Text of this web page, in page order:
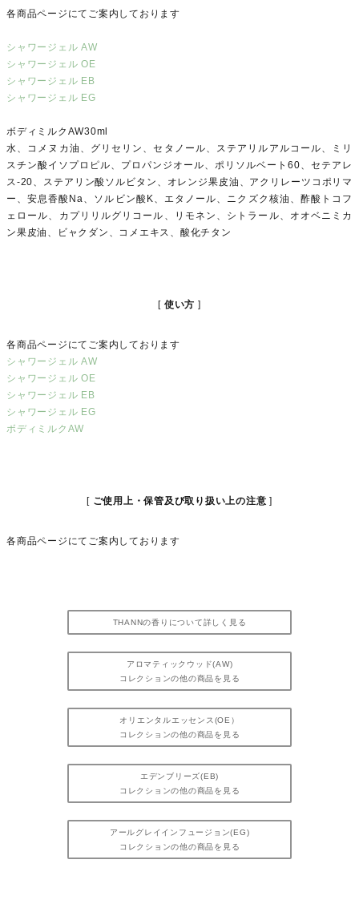
各商品ページにてご案内しております
シャワージェル AW
シャワージェル OE
シャワージェル EB
シャワージェル EG
ボディミルクAW30ml
水、コメヌカ油、グリセリン、セタノール、ステアリルアルコール、ミリ
スチン酸イソプロピル、プロパンジオール、ポリソルベート60、セテアレ
ス-20、ステアリン酸ソルビタン、オレンジ果皮油、アクリレーツコポリマ
ー、安息香酸Na、ソルビン酸K、エタノール、ニクズク核油、酢酸トコフ
ェロール、カプリリルグリコール、リモネン、シトラール、オオベニミカ
ン果皮油、ビャクダン、コメエキス、酸化チタン
使い方
各商品ページにてご案内しております
シャワージェル AW
シャワージェル OE
シャワージェル EB
シャワージェル EG
ボディミルクAW
ご使用上・保管及び取り扱い上の注意
各商品ページにてご案内しております
THANNの香りについて詳しく見る
アロマティックウッド(AW)
コレクションの他の商品を見る
オリエンタルエッセンス(OE）
コレクションの他の商品を見る
エデンブリーズ(EB)
コレクションの他の商品を見る
アールグレイインフュージョン(EG)
コレクションの他の商品を見る